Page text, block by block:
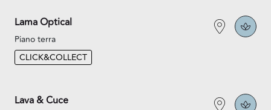
Lama Optical
Piano terra
CLICK&COLLECT
Lava & Cuce